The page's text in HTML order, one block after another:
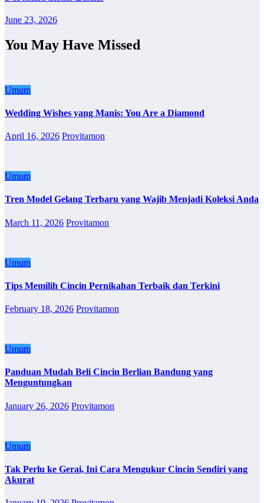
June 23, 2026
You May Have Missed
Umum
Wedding Wishes yang Manis: You Are a Diamond
April 16, 2026 Provitamon
Umum
Tren Model Gelang Terbaru yang Wajib Menjadi Koleksi Anda
March 11, 2026 Provitamon
Umum
Tips Memilih Cincin Pernikahan Terbaik dan Terkini
February 18, 2026 Provitamon
Umum
Panduan Mudah Beli Cincin Berlian Bandung yang
Menguntungkan
January 26, 2026 Provitamon
Umum
Tak Perlu ke Gerai, Ini Cara Mengukur Cincin Sendiri yang
Akurat